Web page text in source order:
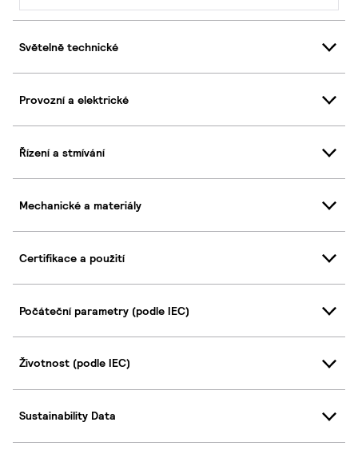
Světelně technické
Provozní a elektrické
Řízení a stmívání
Mechanické a materiály
Certifikace a použití
Počáteční parametry (podle IEC)
Životnost (podle IEC)
Sustainability Data